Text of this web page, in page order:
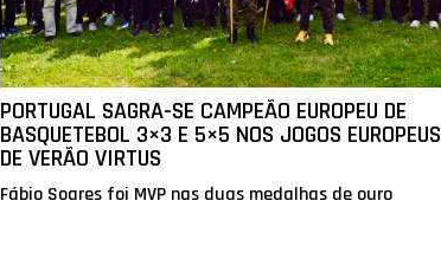
PORTUGAL SAGRA-SE CAMPEÃO EUROPEU DE
BASQUETEBOL 3×3 E 5×5 NOS JOGOS EUROPEUS
DE VERÃO VIRTUS
Fábio Soares foi MVP nas duas medalhas de ouro